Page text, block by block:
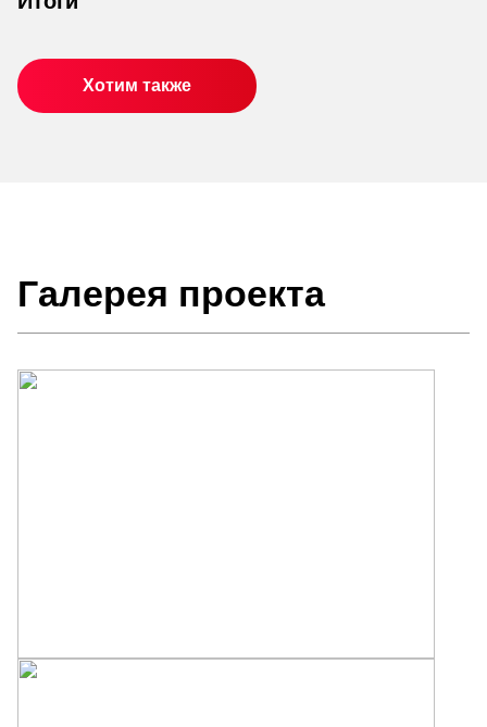
Хотим также
Галерея проекта